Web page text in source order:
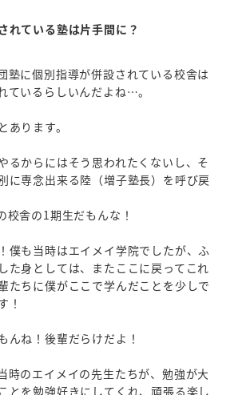
れている塾は片手間に？
塾に個別指導が併設されている校舎は
ているらしいんだよね…。
あります。
るからにはそう思われたくないし、そ
に専念出来る陸（増子塾長）を呼び戻
校舎の1期生だもんな！
僕も当時はエイメイ学院でしたが、ふ
た身としては、またここに戻ってこれ
たちに僕がここで学んだことを少しで
！
んね！後輩だらけだよ！
時のエイメイの先生たちが、勉強が大
とを勉強好きにしてくれ、頑張る楽し